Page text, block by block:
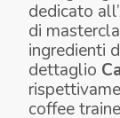
dedicato
di
ingredienti
dettaglio
coffee